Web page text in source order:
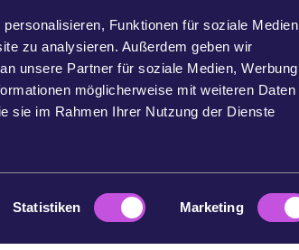
Funktionen für soziale Medien
zu analysieren. Außerdem geben wir
unsere Partner für soziale Medien, Werbung
möglicherweise mit weiteren Daten
sie im Rahmen Ihrer Nutzung der Dienste
Statistiken Marketing